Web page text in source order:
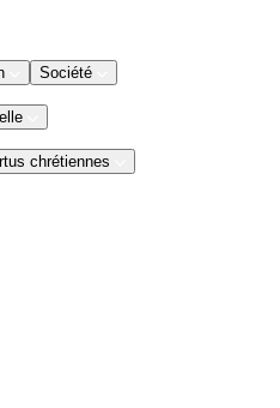
Société
chrétiennes